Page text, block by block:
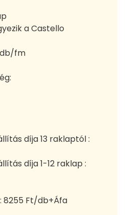
a Castello
db/fm
díja 13 raklaptól :
díja 1-12 raklap :
8255 Ft/db+Áfa